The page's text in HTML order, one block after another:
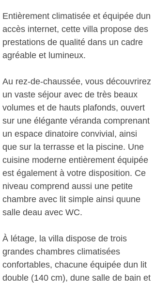
Entièrement climatisée et équipée dun
accès internet, cette villa propose des
prestations de qualité dans un cadre
agréable et lumineux.
Au rez-de-chaussée, vous découvrirez
un vaste séjour avec de très beaux
volumes et de hauts plafonds, ouvert
sur une élégante véranda comprenant
un espace dinatoire convivial, ainsi
que sur la terrasse et la piscine. Une
cuisine moderne entièrement équipée
est également à votre disposition. Ce
niveau comprend aussi une petite
chambre avec lit simple ainsi quune
salle deau avec WC.
À létage, la villa dispose de trois
grandes chambres climatisées
confortables, chacune équipée dun lit
double (140 cm), dune salle de bain et